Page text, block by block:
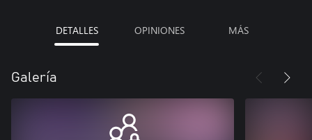
DETALLES OPINIONES MÁS
Galería